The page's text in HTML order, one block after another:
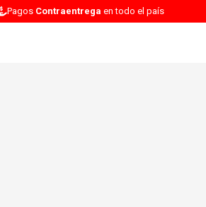
Pagos Contraentrega en todo el país